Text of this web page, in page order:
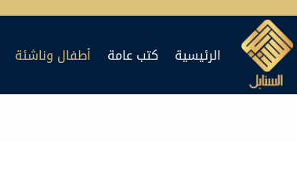
التجاوز
إلى
المحتوى
الرئيسية كتب عامة أطفال وناشئة